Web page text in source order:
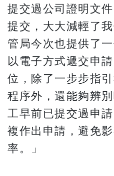
提交過公司證明文
提交，大大減輕了
管局今次也提供了
以電子方式遞交申
位，除了一步步指
程序外，還能夠辨
工早前已提交過申
複作出申請，避免
率。」